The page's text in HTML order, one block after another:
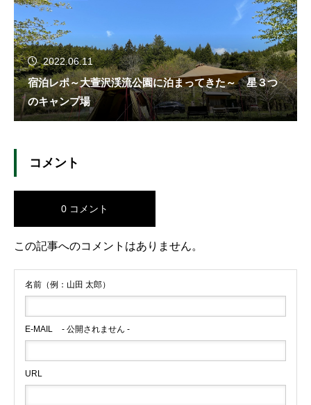
2022.06.11
宿泊レポ～大萱沢渓流公園に泊まってきた～ 星３つ
のキャンプ場
コメント
0 コメント
この記事へのコメントはありません。
名前（例：山田 太郎）
E-MAIL - 公開されません -
URL